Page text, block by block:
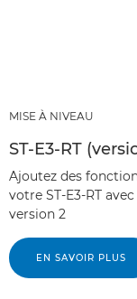
MISE À NIVEAU
ST-E3-RT
Ajoutez des
votre ST-E3-RT
version 2
EN SAVOIR PLUS